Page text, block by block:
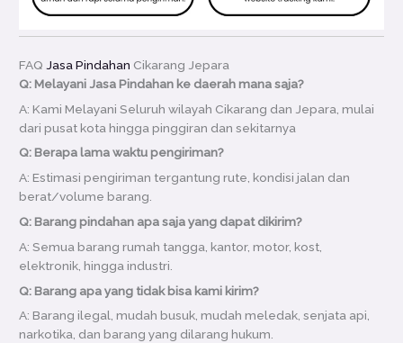
FAQ Jasa Pindahan Cikarang Jepara
Q: Melayani Jasa Pindahan ke daerah mana saja?
A: Kami Melayani Seluruh wilayah Cikarang dan Jepara, mulai
dari pusat kota hingga pinggiran dan sekitarnya
Q: Berapa lama waktu pengiriman?
A: Estimasi pengiriman tergantung rute, kondisi jalan dan
berat/volume barang.
Q: Barang pindahan apa saja yang dapat dikirim?
A: Semua barang rumah tangga, kantor, motor, kost,
elektronik, hingga industri.
Q: Barang apa yang tidak bisa kami kirim?
A: Barang ilegal, mudah busuk, mudah meledak, senjata api,
narkotika, dan barang yang dilarang hukum.